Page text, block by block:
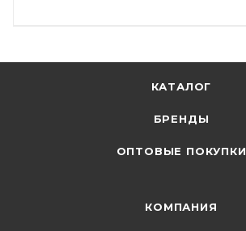
КАТАЛОГ
БРЕНДЫ
ОПТОВЫЕ ПОКУПКИ
КОМПАНИЯ